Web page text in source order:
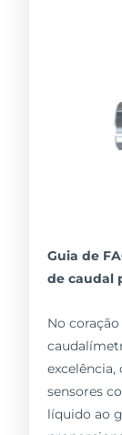
Guia de
de caudal
No
sensores
líquido ao